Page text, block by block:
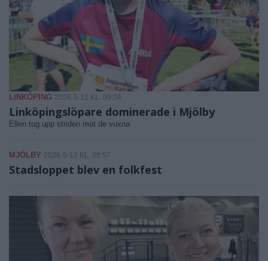
LINKÖPING 2026-5-12 KL. 09:04
Linköpingslöpare dominerade i Mjölby
Ellen tog upp striden mot de vuxna
MJÖLBY 2026-5-12 KL. 08:57
Stadsloppet blev en folkfest